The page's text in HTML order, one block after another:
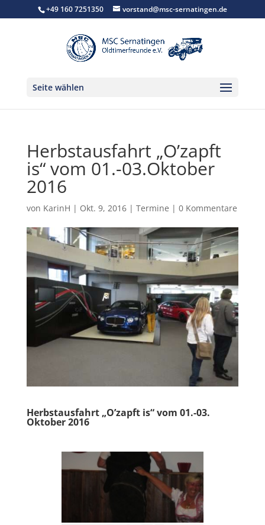
+49 160 7251350 vorstand@msc-sernatingen.de
Seite wählen
Herbstausfahrt „O’zapft
is“ vom 01.-03.Oktober
2016
von KarinH | Okt. 9, 2016| Termine | 0 Kommentare
Herbstausfahrt „O’zapft is“ vom 01.-03.
Oktober 2016